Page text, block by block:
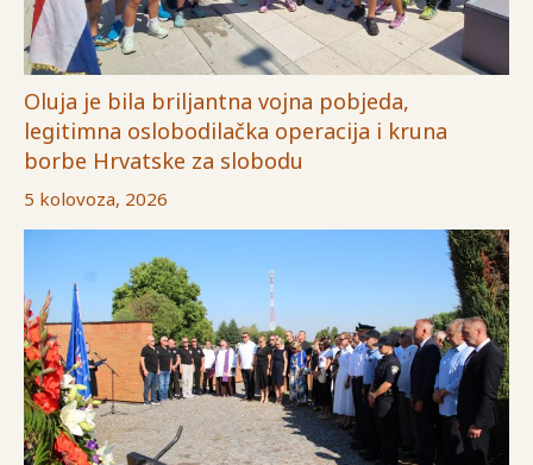
Oluja je bila briljantna vojna pobjeda,
legitimna oslobodilačka operacija i kruna
borbe Hrvatske za slobodu
5 kolovoza, 2026